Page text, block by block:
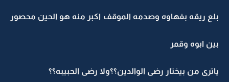
بلع ريقه بفهاوه وصدمه الموقف اكبر منه هو الحين محصور
بين ابوه وقمر
ياترى من بيختار رضى الوالدين؟؟ولا رضى الحبيبه؟؟